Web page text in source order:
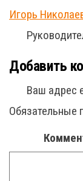
Игорь
Добавить
Ваш адрес
Обязательные